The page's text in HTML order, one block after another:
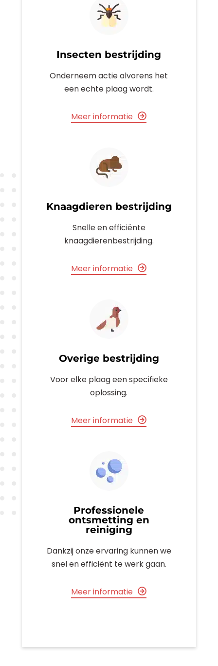
Insecten bestrijding
Onderneem actie alvorens het
een echte plaag wordt.
Meer informatie
Knaagdieren bestrijding
Snelle en efficiënte
knaagdierenbestrijding.
Meer informatie
Overige bestrijding
Voor elke plaag een specifieke
oplossing.
Meer informatie
Professionele
ontsmetting en
reiniging
Dankzij onze ervaring kunnen we
snel en efficiënt te werk gaan.
Meer informatie